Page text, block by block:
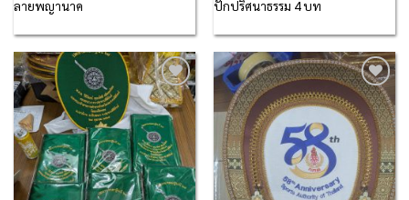
ลายพญานาค
ปักปริศนาธรรม 4 บท
Add to
Wishlist
Add to
Wishlist